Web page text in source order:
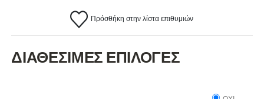
Πρόσθήκη στην λίστα επιθυμιών
ΔΙΑΘΕΣΙΜΕΣ ΕΠΙΛΟΓΕΣ